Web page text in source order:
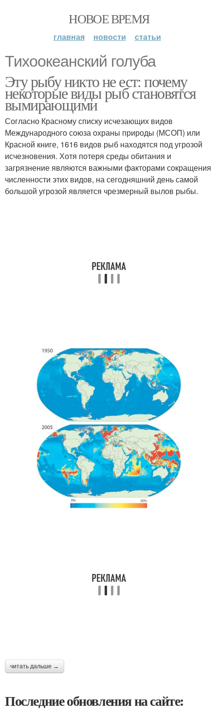
НОВОЕ ВРЕМЯ
главная новости статьи
Тихоокеанский голуба
Эту рыбу никто не ест: почему
некоторые виды рыб становятся
вымирающими
Согласно Красному списку исчезающих видов
Международного союза охраны природы (МСОП) или
Красной книге, 1616 видов рыб находятся под угрозой
исчезновения. Хотя потеря среды обитания и
загрязнение являются важными факторами сокращения
численности этих видов, на сегодняшний день самой
большой угрозой является чрезмерный вылов рыбы.
читать дальше →
Последние обновления на сайте: